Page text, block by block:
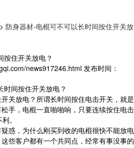
> 防身器材-电棍可不可以长时间按住开关放
按住开关放电？
news917246.html 发布时间：
间按住开关放电？
放电？所谓长时间按住电击开关，就是
手，电棍一直啪啪响，只要连续按住电击
。
，为什么刚买到收的电棍很快不能放电
些客户都有一个共同点，经常有事没事的